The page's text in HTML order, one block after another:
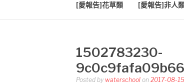
[愛報告]花草類 [愛報告]非人
1502783230-
Posted by waterschool on 2017-08-15